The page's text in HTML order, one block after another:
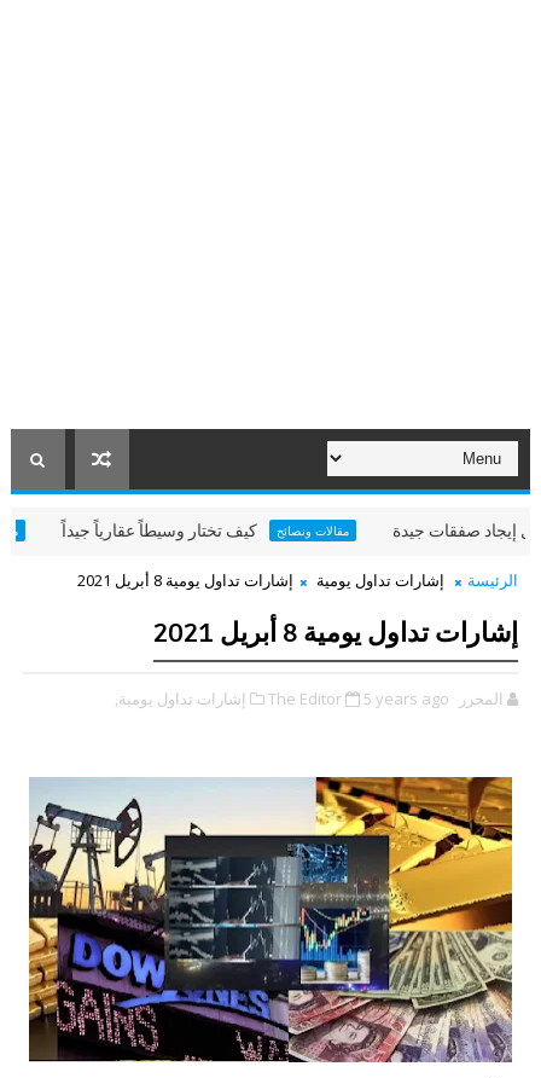
صفقات جيدة مقالات ونصائح كيف تختار وسيطاً عقارياً جيداً
الرئيسة إشارات تداول يومية إشارات تداول يومية 8 أبريل 2021
إشارات تداول يومية 8 أبريل 2021
المحرر The Editor 5 years ago إشارات تداول يومية,